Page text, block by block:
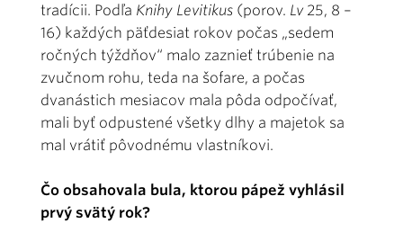
tradícii. Podľa Knihy Levitikus (porov. Lv25, 8 –
16) každých päťdesiat rokov počas „sedem
ročných týždňov“ malo zaznieť trúbenie na
zvučnom rohu, teda na šofare, a počas
dvanástich mesiacov mala pôda odpočívať,
mali byť odpustené všetky dlhy a majetok sa
mal vrátiť pôvodnému vlastníkovi.
Čo obsahovala bula, ktorou pápež vyhlásil
prvý svätý rok?